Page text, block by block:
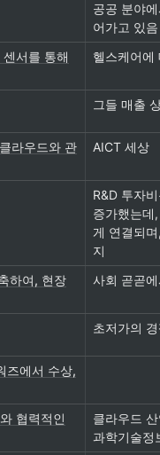
공공 분야
어가고 있음
서를 통해
헬스케어에
그들 매출
라우드와 관 AICT 세상
R&D 투자
증가했는데
게 연결되
지
하여, 현장
사회 곧곧
초저가의 경
즈에서 수상,
협력적인
클라우드
과학기술정